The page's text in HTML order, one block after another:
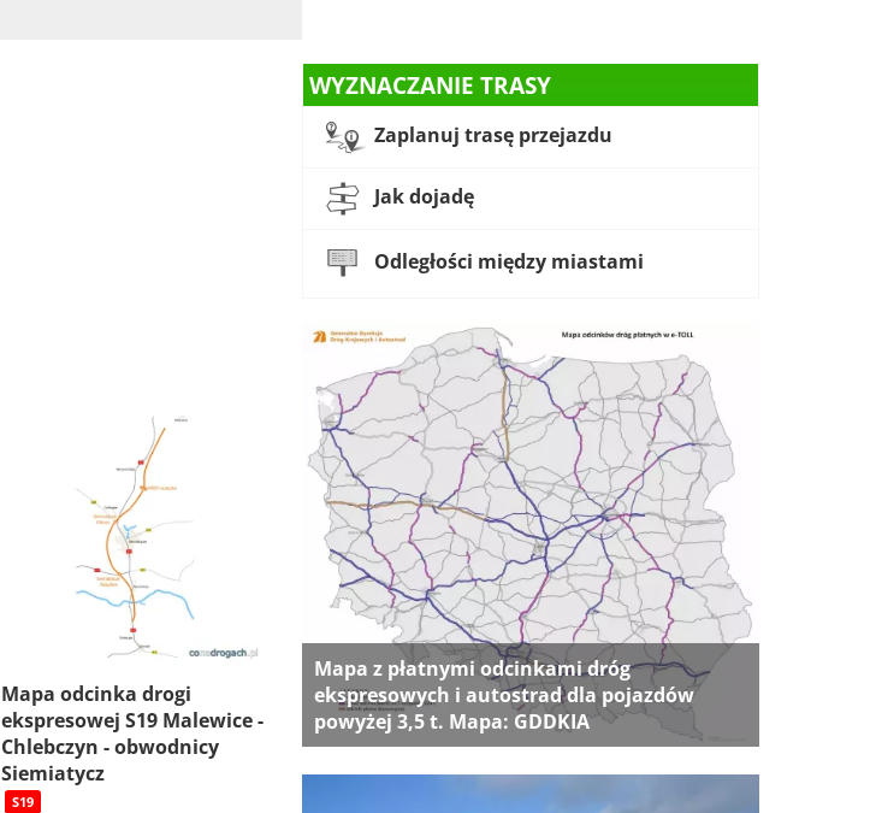
Mapa odcinka drogi
ekspresowej S19 Malewice -
Chlebczyn - obwodnicy
Siemiatycz
S19
WYZNACZANIE TRASY
Zaplanuj trasę przejazdu
Jak dojadę
Odległości między miastami
Mapa z płatnymi odcinkami dróg
ekspresowych i autostrad dla pojazdów
powyżej 3,5 t. Mapa: GDDKIA